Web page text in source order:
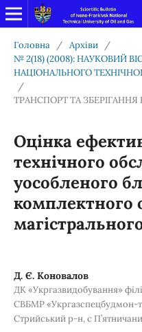
Головна / Архіви
/
№ 2(18) (2008): НАУКОВИЙ
НАЦІОНАЛЬНОГО
/
ТРАНСПОРТ ТА ЗБЕРІГАННЯ
Оцінка
технічного
уособленого
комплектного
Д. Є. Коновалов
ДК «Укргазвидобування»
СВБМР «Укргазспецбудмон-
Стрийський р-н, с